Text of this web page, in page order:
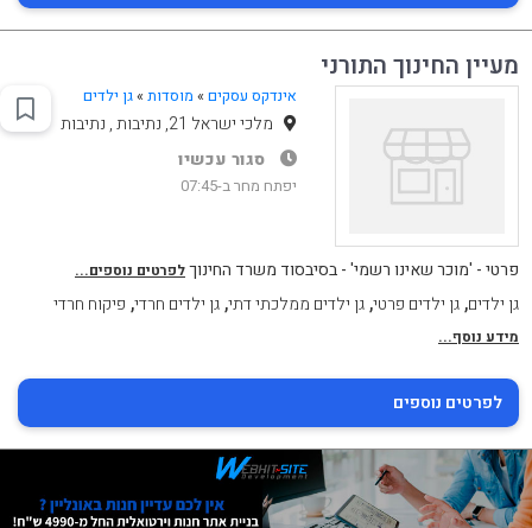
מעיין החינוך התורני
אינדקס עסקים » מוסדות»גן ילדים
מלכי ישראל 21, נתיבות , נתיבות
סגור עכשיו
יפתח מחר ב-07:45
פרטי - 'מוכר שאינו רשמי' - בסיבסוד משרד החינוךלפרטים נוספים...
גן ילדים,גן ילדים פרטי,גן ילדים ממלכתי דתי,גן ילדים חרדי, פיקוח חרדי
מידע נוסף...
לפרטים נוספים